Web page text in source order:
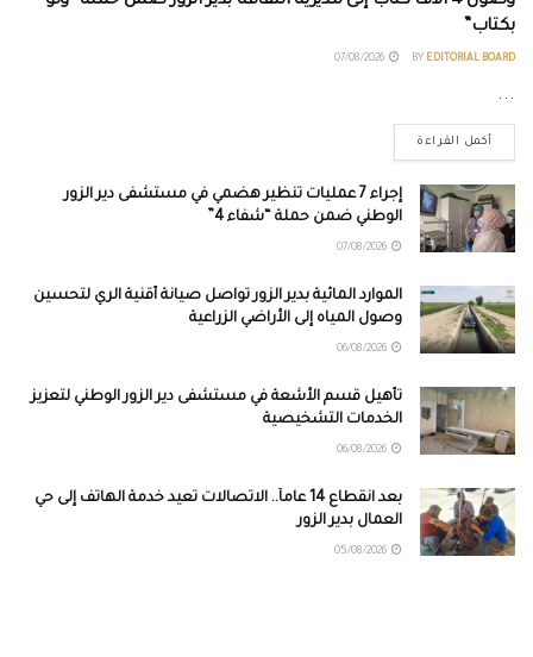
بكتاب”
BY EDITORIAL BOARD
...
أكمل القراءة
إجراء 7 عمليات تنظير هضمي في مستشفى دير الزور
الوطني ضمن حملة “شفاء 4”
الموارد المائية بدير الزور تواصل صيانة أقنية الري لتحسين
وصول المياه إلى الأراضي الزراعية
تأهيل قسم الأشعة في مستشفى دير الزور الوطني لتعزيز
الخدمات التشخيصية
بعد انقطاع 14 عاماً.. الاتصالات تعيد خدمة الهاتف إلى حي
العمال بدير الزور